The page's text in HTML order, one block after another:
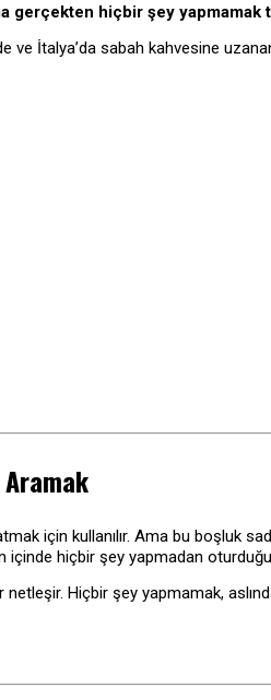
gerçekten hiçbir şey yapmamak
İtalya’da sabah kahvesine
için kullanılır. Ama bu boşluk
hiçbir şey yapmadan
Hiçbir şey yapmamak,